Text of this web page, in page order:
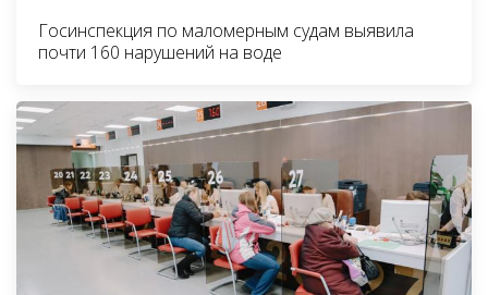
Госинспекция по маломерным судам выявила
почти 160 нарушений на воде